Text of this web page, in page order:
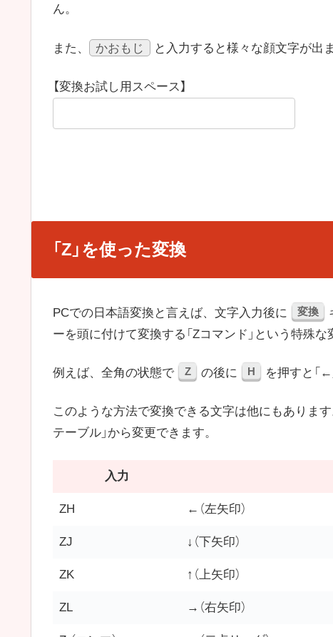
ん。
また、 かおもじ と入力すると様々な顔文字が出
【変換お試し用スペース】
「Z」を使った変換
PCでの日本語変換と言えば、文字入力後に 変換
ーを頭に付けて変換する「Zコマンド」という特殊な
例えば、全角の状態で Z の後に H を押すと「
このような方法で変換できる文字は他にもありま
テーブル」から変更できます。
入力
ZH ←（左矢印）
ZJ ↓（下矢印）
ZK ↑（上矢印）
ZL →（右矢印）